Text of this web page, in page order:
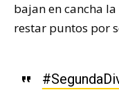
bajan en cancha
restar puntos por